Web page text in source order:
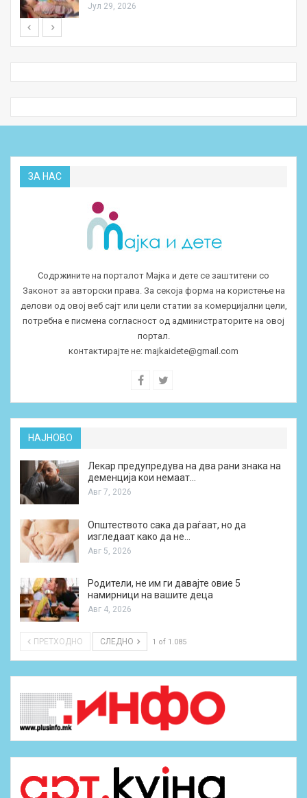
Јул 29, 2026
ЗА НАС
Содржините на порталот Мајка и дете се заштитени со
Законот за авторски права. За секоја форма на користење на
делови од овој веб сајт или цели статии за комерцијални цели,
потребна е писмена согласност од администраторите на овој
портал.
контактирајте не: majkaidete@gmail.com
НАЈНОВО
Лекар предупредува на два рани знака на
деменција кои немаат…
Авг 7, 2026
Општеството сака да раѓаат, но да
изгледаат како да не…
Авг 5, 2026
Родители, не им ги давајте овие 5
намирници на вашите деца
Авг 4, 2026
ПРЕТХОДНО СЛЕДНО 1 of 1.085